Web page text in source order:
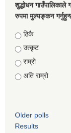
शुद्धोधन
रुपमा मुल्यङ्कन
Choices
ठिकै
उत्कृट
राम्रो
अति राम्रो
Older polls
Results